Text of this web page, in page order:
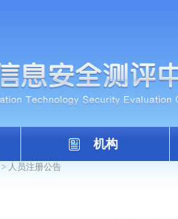
机构
> 人员注册公告